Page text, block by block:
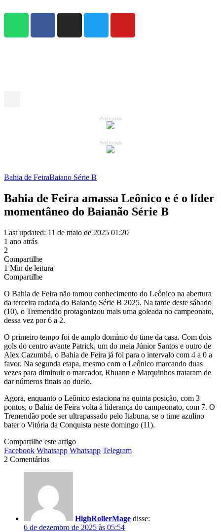
Publicidade
Publicidade
Bahia de FeiraBaiano Série B
Bahia de Feira amassa Leônico e é o líder
momentâneo do Baianão Série B
Last updated: 11 de maio de 2025 01:20
1 ano atrás
2
Compartilhe
1 Min de leitura
Compartilhe
O Bahia de Feira não tomou conhecimento do Leônico na abertura
da terceira rodada do Baianão Série B 2025. Na tarde deste sábado
(10), o Tremendão protagonizou mais uma goleada no campeonato,
dessa vez por 6 a 2.
O primeiro tempo foi de amplo domínio do time da casa. Com dois
gols do centro avante Patrick, um do meia Júnior Santos e outro de
Alex Cazumbá, o Bahia de Feira já foi para o intervalo com 4 a 0 a
favor. Na segunda etapa, mesmo com o Leônico marcando duas
vezes para diminuir o marcador, Rhuann e Marquinhos trataram de
dar números finais ao duelo.
Agora, enquanto o Leônico estaciona na quinta posição, com 3
pontos, o Bahia de Feira volta à liderança do campeonato, com 7. O
Tremendão pode ser ultrapassado pelo Itabuna, se o time azulino
bater o Vitória da Conquista neste domingo (11).
Compartilhe este artigo
Facebook Whatsapp Whatsapp Telegram
2 Comentários
HighRollerMage disse:
6 de dezembro de 2025 às 05:54